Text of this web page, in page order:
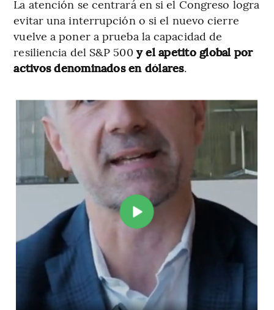
La atención se centrará en si el Congreso logra
evitar una interrupción o si el nuevo cierre
vuelve a poner a prueba la capacidad de
resiliencia del S&P 500y el apetito global por
activos denominados en dólares.